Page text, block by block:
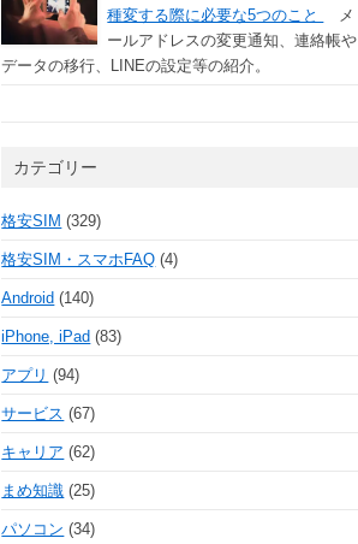
種変する際に必要な5つのこと
メ
ールアドレスの変更通知、連絡帳や
データの移行、LINEの設定等の紹介。
カテゴリー
格安SIM (329)
格安SIM・スマホFAQ (4)
Android (140)
iPhone, iPad (83)
アプリ (94)
サービス (67)
キャリア (62)
まめ知識 (25)
パソコン (34)